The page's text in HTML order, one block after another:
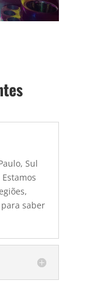
Sul
saber